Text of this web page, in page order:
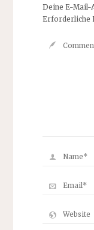
Deine E-Mail-
Erforderliche